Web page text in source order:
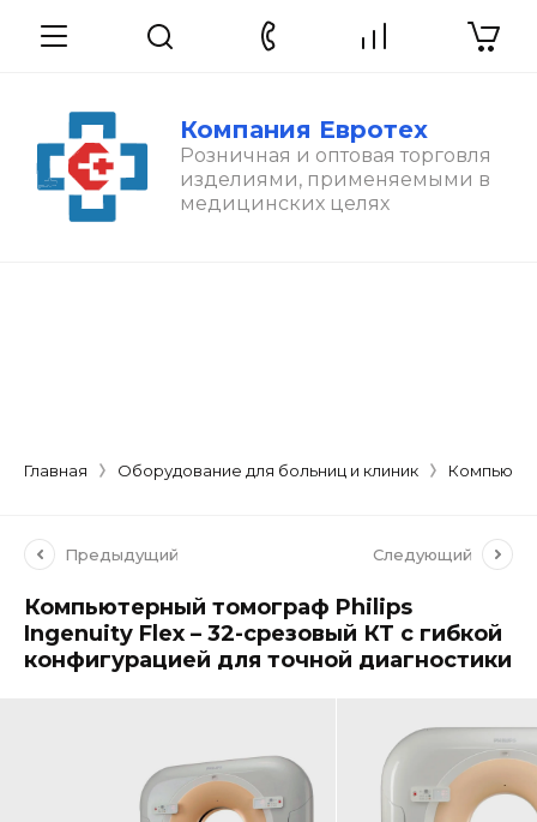
Компания Евротех
Розничная и оптовая торговля
изделиями, применяемыми в
медицинских целях
Главная Оборудование для больниц и клиник
Предыдущий Следующий
Компьютерный томограф Philips
Ingenuity Flex – 32-срезовый КТ с гибкой
конфигурацией для точной диагностики